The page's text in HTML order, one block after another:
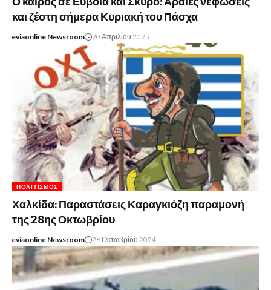
και ζέστη σήμερα Κυριακή του Πάσχα
eviaonline Newsroom 20 Απριλίου 2025
ΠΟΛΙΤΙΣΜΌΣ
Χαλκίδα: Παραστάσεις Καραγκιόζη παραμονή
της 28ης Οκτωβρίου
eviaonline Newsroom 26 Οκτωβρίου 2024